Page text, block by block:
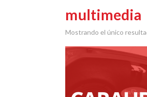
multimedia
Mostrando el único